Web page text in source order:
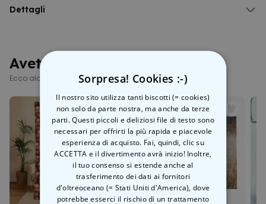
Dettagli
Avete già visto questi?
Ecco alcuni prodotti similiSorpresa! Cookies :-)
Il nostro sito utilizza tanti biscotti (= cookies)
non solo da parte nostra, ma anche da terze
parti. Questi piccoli e deliziosi file di testo sono
necessari per offrirti la più rapida e piacevole
esperienza di acquisto. Fai, quindi, clic su
ACCETTA e il divertimento avrà inizio! Inoltre,
il tuo consenso si estende anche al
trasferimento dei dati ai fornitori
d'oltreoceano (= Stati Uniti d'America), dove
potrebbe esserci il rischio di un trattamento